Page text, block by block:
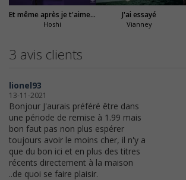
Et même après je t'aimerai
Hoshi
J'ai essayé
Vianney
3 avis clients
lionel93
13-11-2021
Bonjour J'aurais préféré être dans
une période de remise à 1.99 mais
bon faut pas non plus espérer
toujours avoir le moins cher, il n'y a
que du bon ici et en plus des titres
récents directement à la maison
..de quoi se faire plaisir.